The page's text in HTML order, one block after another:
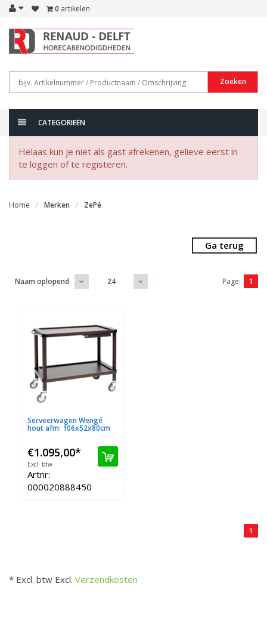
0 artikelen
Zoeken
CATEGORIEËN
Helaas kun je niet als gast afrekenen, gelieve eerst in
te loggen of te registeren.
Home Merken ZePé
Ga terug
Naam oplopend 24 Page: 1
Serveerwagen Wengé
hout afm: 106x52x80cm
€1.095,00*
Excl. btw
Artnr:
000020888450
1
* Excl. btw Excl. Verzendkosten